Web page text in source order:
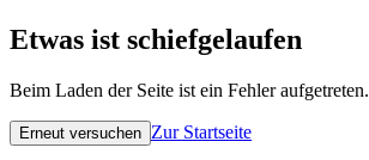
Etwas ist schiefgelaufen
Beim Laden der Seite ist ein Fehler aufgetreten.
Erneut versuchen Zur Startseite